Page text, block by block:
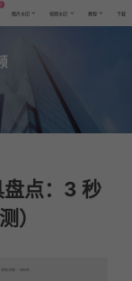
图片水印 视频水印 教程 下载
点：3 秒
）
浏览次数：1690次